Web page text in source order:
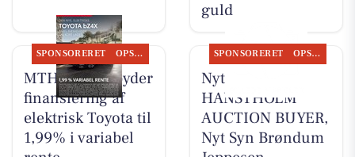
guld
SPONSORERET OPSLAGSTAVLEN
MTH Biler tilbyder
finansiering af
elektrisk Toyota til
1,99% i variabel
SPONSORERET OPSLAGSTAVLEN
Nyt fra
HANSTHOLM
AUCTION BUYER,
Nyt Syn Brøndum